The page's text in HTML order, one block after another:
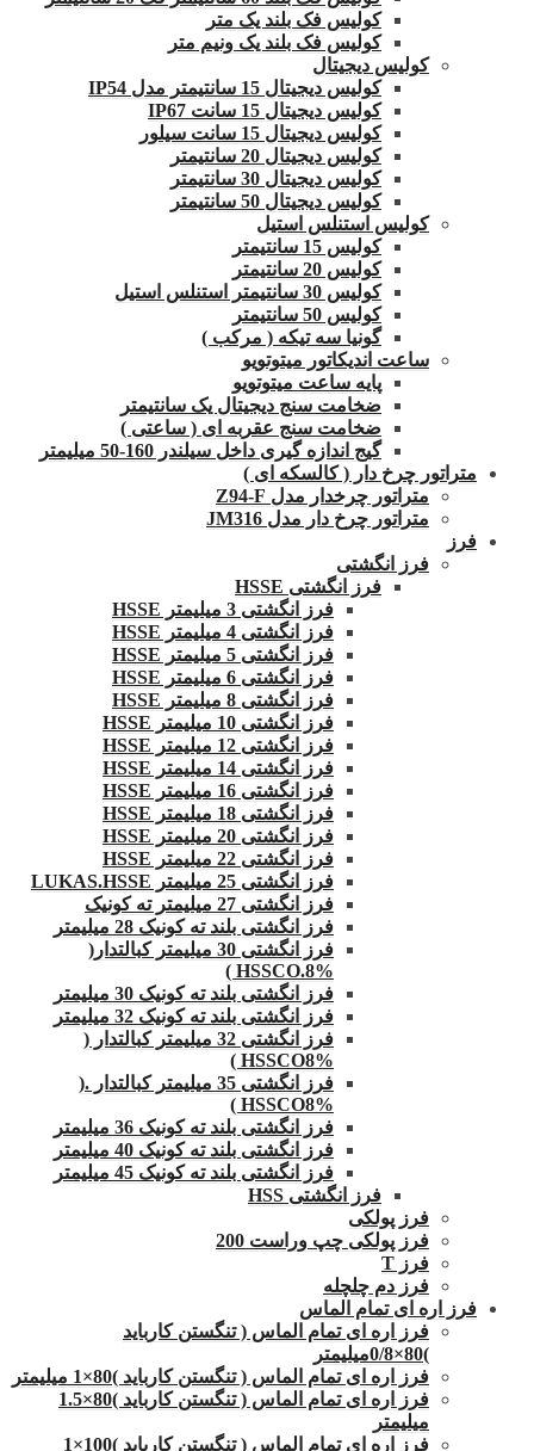
کولیس فک بلند یک متر
کولیس فک بلند یک ونیم متر
کولیس دیجیتال
کولیس دیجیتال 15 سانتیمتر مدل IP54
کولیس دیجیتال 15 سانت IP67
کولیس دیجیتال 15 سانت سیلور
کولیس دیجیتال 20 سانتیمتر
کولیس دیجیتال 30 سانتیمتر
کولیس دیجیتال 50 سانتیمتر
کولیس استنلس استیل
کولیس 15 سانتیمتر
کولیس 20 سانتیمتر
کولیس 30 سانتیمتر استنلس استیل
کولیس 50 سانتیمتر
گونیا سه تیکه ( مرکب )
ساعت اندیکاتور میتوتویو
پایه ساعت میتوتویو
ضخامت سنج دیجیتال یک سانتیمتر
ضخامت سنج عقربه ای ( ساعتی )
گیج اندازه گیری داخل سیلندر 160-50 میلیمتر
متراتور چرخ دار ( کالسکه ای )
متراتور چرخدار مدل Z94-F
متراتور چرخ دار مدل JM316
فرز
فرز انگشتی
فرز انگشتی HSSE
فرز انگشتی 3 میلیمتر HSSE
فرز انگشتی 4 میلیمتر HSSE
فرز انگشتی 5 میلیمتر HSSE
فرز انگشتی 6 میلیمتر HSSE
فرز انگشتی 8 میلیمتر HSSE
فرز انگشتی 10 میلیمتر HSSE
فرز انگشتی 12 میلیمتر HSSE
فرز انگشتی 14 میلیمتر HSSE
فرز انگشتی 16 میلیمتر HSSE
فرز انگشتی 18 میلیمتر HSSE
فرز انگشتی 20 میلیمتر HSSE
فرز انگشتی 22 میلیمتر HSSE
فرز انگشتی 25 میلیمتر LUKAS.HSSE
فرز انگشتی 27 میلیمتر ته کونیک
فرز انگشتی بلند ته کونیک 28 میلیمتر
فرز انگشتی 30 میلیمتر کبالتدار(
HSSCO.8% )
فرز انگشتی بلند ته کونیک 30 میلیمتر
فرز انگشتی بلند ته کونیک 32 میلیمتر
فرز انگشتی 32 میلیمتر کبالتدار (
HSSCO8% )
فرز انگشتی 35 میلیمتر کبالتدار .(
HSSCO8% )
فرز انگشتی بلند ته کونیک 36 میلیمتر
فرز انگشتی بلند ته کونیک 40 میلیمتر
فرز انگشتی بلند ته کونیک 45 میلیمتر
فرز انگشتی HSS
فرز پولکی
فرز پولکی چپ وراست 200
فرز T
فرز دم چلچله
فرز اره ای تمام الماس
فرز اره ای تمام الماس ( تنگستن کارباید
)80×0/8میلیمتر
فرز اره ای تمام الماس ( تنگستن کارباید )80×1 میلیمتر
فرز اره ای تمام الماس ( تنگستن کارباید )80×1.5
میلیمتر
فرز اره ای تمام الماس ( تنگستن کارباید )100×1